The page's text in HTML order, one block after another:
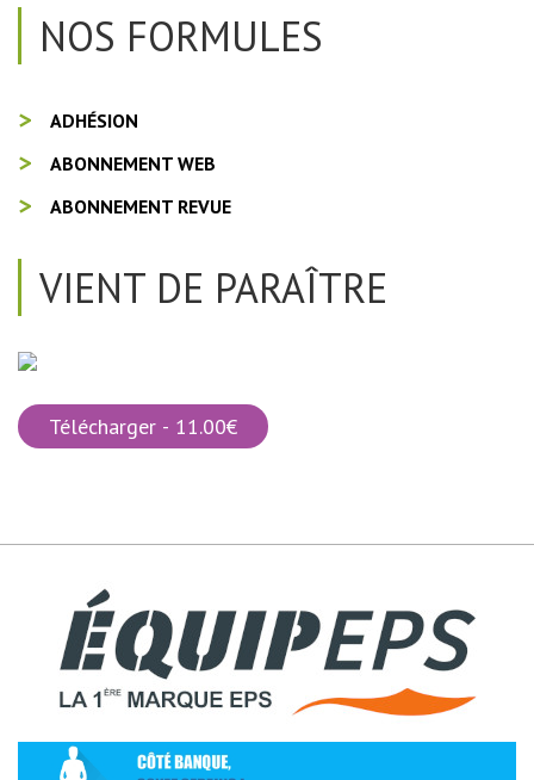
NOS FORMULES
ADHÉSION
ABONNEMENT WEB
ABONNEMENT REVUE
VIENT DE PARAÎTRE
Télécharger - 11.00€